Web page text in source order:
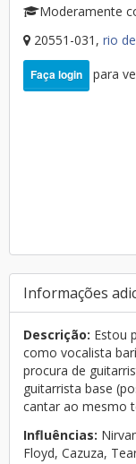
Moderamente
20551-031, rio
Faça login para
Informações
Descrição: Estou
como vocalista
procura de
guitarrista base
cantar ao mesmo
Influências:
Floyd, Cazuza,